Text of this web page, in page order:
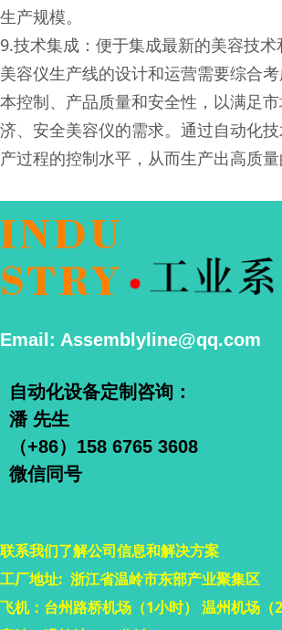
生产规模。
9.技术集成：便于集成最新的美容技术
美容仪生产线的设计和运营需要综合
本控制、产品质量和安全性，以满足
济、安全美容仪的需求。通过自动化
产过程的控制水平，从而生产出高质量
自动化设备定制咨询：
潘 先生
（+86）158 6765 3608
微信同号
联系我们了解公司信息和解决方案
工厂地址: 浙江省温岭市东部产业聚集区
飞机：台州路桥机场（1小时） 温州机场（2
Email: Assemblyline@qq.com